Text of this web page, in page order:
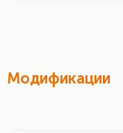
Модификации